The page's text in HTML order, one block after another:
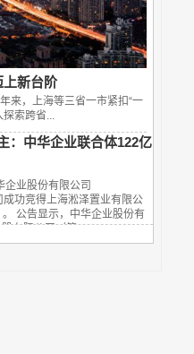
上新台阶
来，上海等三省一市紧扣“一
探索跨省...
：中华企业联合体122亿
企业股份有限公司
成功竞得上海淞泽置业有限公
公告显示，中华企业股份有
有限公司（简...